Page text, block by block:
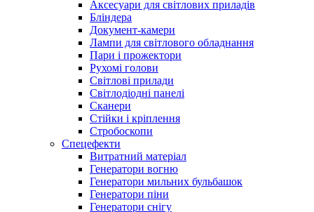
Аксесуари для світлових приладів
Бліндера
Документ-камери
Лампи для світлового обладнання
Пари і прожектори
Рухомі голови
Світлові прилади
Світлодіодні панелі
Сканери
Стійки і кріплення
Стробоскопи
Спецефекти
Витратний матеріал
Генератори вогню
Генератори мильних бульбашок
Генератори піни
Генератори снігу